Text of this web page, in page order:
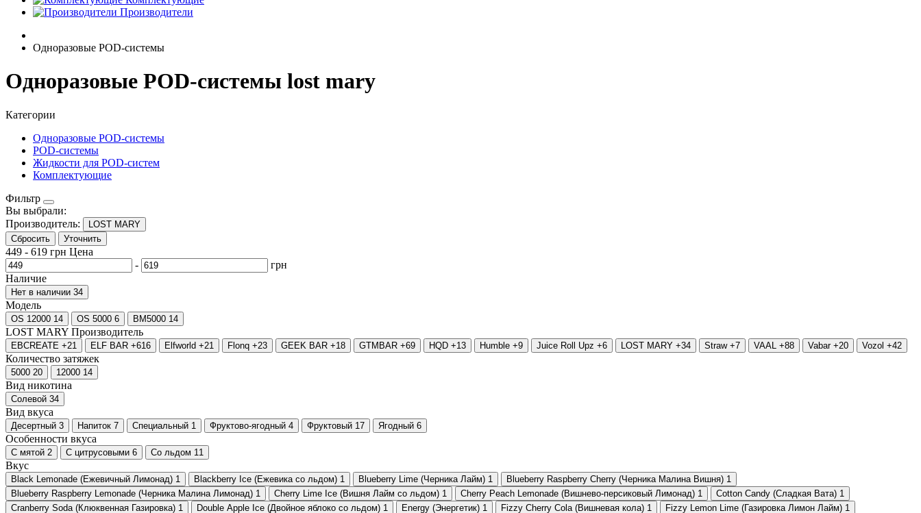
Производители
Одноразовые POD-системы
Одноразовые POD-системы lost mary
Категории
Одноразовые POD-системы
POD-системы
Жидкости для POD-систем
Комплектующие
Фильтр
Вы выбрали:
Производитель:
LOST MARY
Сбросить
Уточнить
449 - 619 грн Цена
-
грн
Наличие
Нет в наличии 34
Модель
OS 12000 14 OS 5000 6 BM5000 14
LOST MARY Производитель
EBCREATE +21 ELF BAR +616 Elfworld +21 Flonq +23 GEEK BAR +18 GTMBAR +69 HQD +13 Humble +9 Juice Roll Upz +6 LOST MARY +34 Straw +7 VAAL +88 Vabar +20 Vozol +42
Количество затяжек
5000 20 12000 14
Вид никотина
Солевой 34
Вид вкуса
Десертный 3 Напиток 7 Специальный 1 Фруктово-ягодный 4 Фруктовый 17 Ягодный 6
Особенности вкуса
С мятой 2 С цитрусовыми 6 Со льдом 11
Вкус
Black Lemonade (Ежевичный Лимонад) 1 Blackberry Ice (Ежевика со льдом) 1 Blueberry Lime (Черника Лайм) 1 Blueberry Raspberry Cherry (Черника Малина Вишня) 1
Blueberry Raspberry Lemonade (Черника Малина Лимонад) 1 Cherry Lime Ice (Вишня Лайм со льдом) 1 Cherry Peach Lemonade (Вишнево-персиковый Лимонад) 1 Cotton Candy (Сладкая Вата) 1
Cranberry Soda (Клюквенная Газировка) 1 Double Apple Ice (Двойное яблоко со льдом) 1 Energy (Энергетик) 1 Fizzy Cherry Cola (Вишневая кола) 1 Fizzy Lemon Lime (Газировка Лимон Лайм) 1